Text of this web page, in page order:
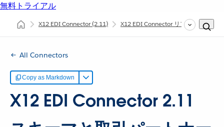
無料トライアル
X12 EDI Connector(2.11) X12 EDI Connector リファレンス
All Connectors
Copy as Markdown
X12 EDI Connector 2.11